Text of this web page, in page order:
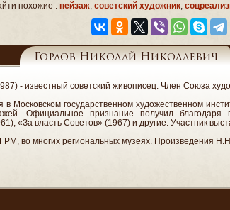
похожие : пейзаж, советский художник,
Горлов Николай Николаевич
- известный советский живописец. Член Союза
в Московском государственном художественном
Официальное признание получил
«За власть Советов» (1967) и другие. Участник
во многих региональных музеях. Произведения